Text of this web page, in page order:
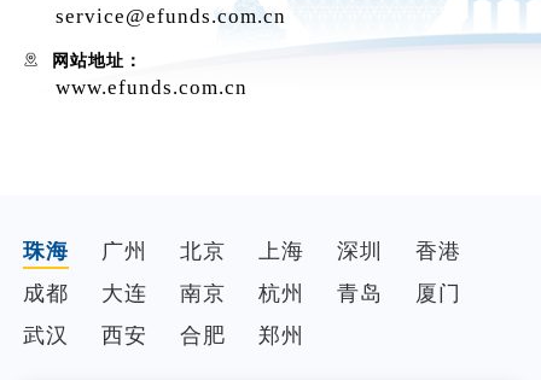
service@efunds.com.cn
网站地址：
www.efunds.com.cn
珠海 广州 北京 上海 深圳
香港
成都
大连 南京 杭州 青岛
厦门
武汉
西安 合肥 郑州